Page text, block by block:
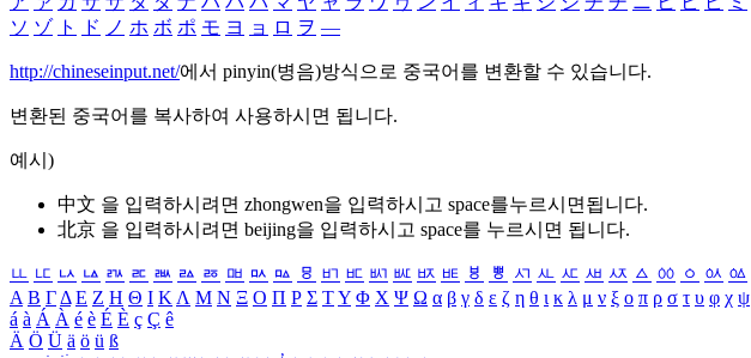
ソ ゾ ト ド ノ ホ ボ ポ モ ヨ ョ ロ ヲ ―
http://chineseinput.net/에서 pinyin(병음)방식으로 중국어를 변환할 수 있습니다.
변환된 중국어를 복사하여 사용하시면 됩니다.
예시)
中文 을 입력하시려면 zhongwen을 입력하시고 space를누르시면됩니다.
北京 을 입력하시려면 beijing을 입력하시고 space를 누르시면 됩니다.
ㅥ ㅦ ㅧ ㅨ ㅩ ㅪ ㅫ ㅬ ㅭ ㅮ ㅯ ㅰ ㅱ ㅲ ㅳ ㅴ ㅵ ㅶ ㅷ ㅸ ㅹ ㅺ ㅻ ㅼ ㅽ ㅾ ㅿ ㆀ ㆁ ㆂ ㆃ
Α Β ΓΔ Ε Ζ Η Θ Ι ΚΛ Μ Ν Ξ Ο Π Ρ Σ ΤΥ Φ Χ Ψ Ω α β γ δ ε ζ η θ ι κ λ μ ν ξ ο π ρ σ τ υ φ χ ψ
á à Á À é è É È ç Ç ê
Ä Ö Ü ä ö ü ß